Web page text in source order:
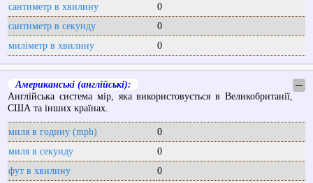
сантиметр в хвилину
0
сантиметр в секунду
0
миліметр в хвилину
0
Американські (англійські):
─
Англійська система мір, яка використовується в Великобританії,
США та інших країнах.
миля в годину (mph)
0
миля в секунду
0
фут в хвилину
0